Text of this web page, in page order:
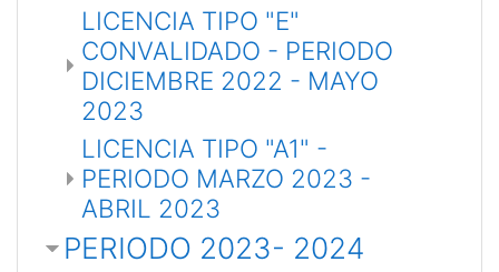
LICENCIA TIPO "E"
CONVALIDADO - PERIODO
DICIEMBRE 2022 - MAYO
2023
LICENCIA TIPO "A1" -
PERIODO MARZO 2023 -
ABRIL 2023
PERIODO 2023- 2024